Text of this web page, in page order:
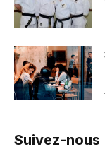
Suivez-nous